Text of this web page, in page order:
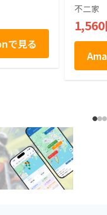
で見る
マアム
島みや
不二家